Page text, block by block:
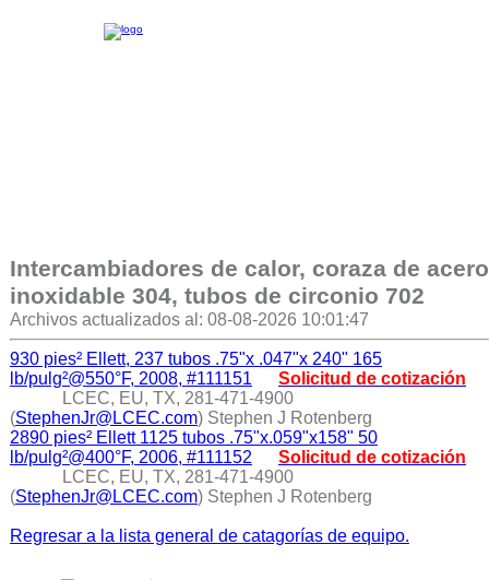
Intercambiadores de calor, coraza de acero
inoxidable 304, tubos de circonio 702
Archivos actualizados al: 08-08-2026 10:01:47
930 pies² Ellett, 237 tubos .75"x .047"x 240" 165
lb/pulg²@550°F, 2008, #111151
Solicitud de cotización
LCEC, EU, TX, 281-471-4900
(StephenJr@LCEC.com) Stephen J Rotenberg
2890 pies² Ellett 1125 tubos .75"x.059"x158" 50
lb/pulg²@400°F, 2006, #111152
Solicitud de cotización
LCEC, EU, TX, 281-471-4900
(StephenJr@LCEC.com) Stephen J Rotenberg
Regresar a la lista general de catagorías de equipo.